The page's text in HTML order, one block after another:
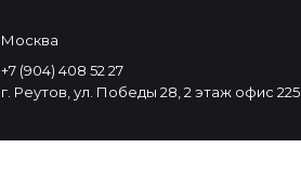
Москва
+7 (904) 408 52 27
г. Реутов, ул. Победы 28, 2 этаж офис 225